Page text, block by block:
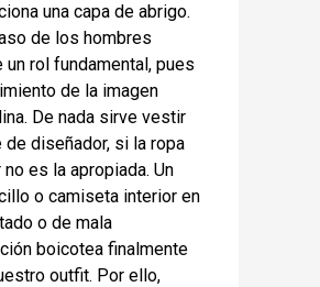
una capa de abrigo.
de los hombres
un rol fundamental, pues
de la imagen
De nada sirve vestir
de diseñador, si la ropa
es la apropiada. Un
o camiseta interior en
o de mala
boicotea finalmente
outfit. Por ello,